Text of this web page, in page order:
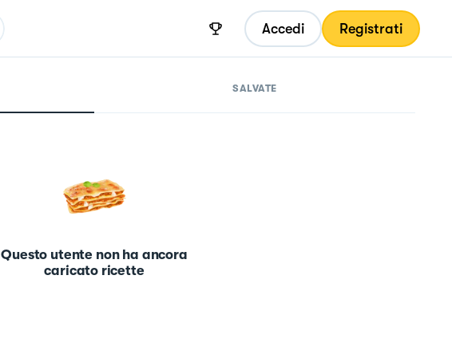
Accedi Registrati
SALVATE
Questo utente non ha ancora
caricato ricette